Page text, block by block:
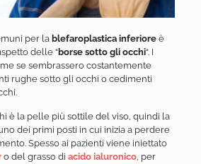
per la blefaroplastica inferioreè
delle “borse sotto gli occhi“. I
se sembrassero costantemente
rughe sotto gli occhi o cedimenti
è la pelle più sottile del viso, quindi la
dei primi posti in cui inizia a perdere
Spesso ai pazienti viene iniettato
o del grasso di acido ialuronico, per